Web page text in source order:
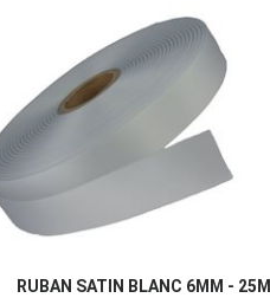
RUBAN SATIN BLANC 6MM - 25M